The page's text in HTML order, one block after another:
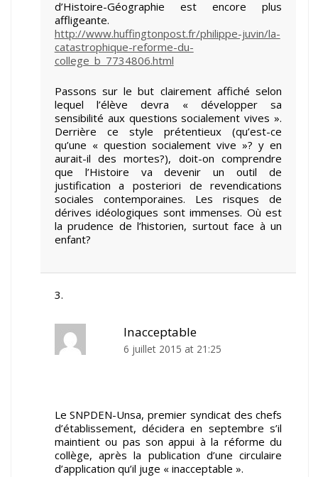
d’Histoire-Géographie est encore plus
affligeante.
http://www.huffingtonpost.fr/philippe-juvin/la-
catastrophique-reforme-du-
college_b_7734806.html
Passons sur le but clairement affiché selon
lequel l’élève devra « développer sa
sensibilité aux questions socialement vives ».
Derrière ce style prétentieux (qu’est-ce
qu’une « question socialement vive »? y en
aurait-il des mortes?), doit-on comprendre
que l’Histoire va devenir un outil de
justification a posteriori de revendications
sociales contemporaines. Les risques de
dérives idéologiques sont immenses. Où est
la prudence de l’historien, surtout face à un
enfant?
Inacceptable
6 juillet 2015 at 21:25
Le SNPDEN-Unsa, premier syndicat des chefs
d’établissement, décidera en septembre s’il
maintient ou pas son appui à la réforme du
collège, après la publication d’une circulaire
d’application qu’il juge « inacceptable ».